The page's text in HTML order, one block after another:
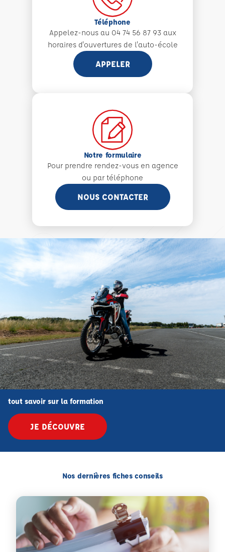
Téléphone
Appelez-nous au 04 74 56 87 93 aux
horaires d'ouvertures de l'auto-école
APPELER
Notre formulaire
Pour prendre rendez-vous en agence
ou par téléphone
NOUS CONTACTER
tout savoir sur la formation
JE DÉCOUVRE
Nos dernières fiches conseils